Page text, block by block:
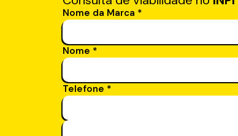
Nome da Marca *
Nome *
Telefone *